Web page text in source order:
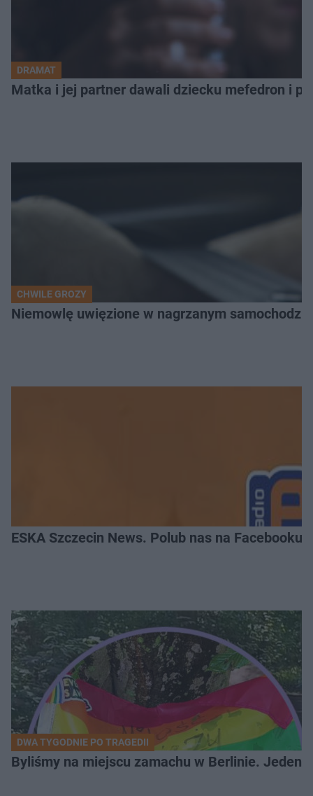
DRAMAT
Matka i jej partner dawali dziecku mefedron i
CHWILE GROZY
Niemowlę uwięzione w nagrzanym
ESKA Szczecin News. Polub nas na Facebooku!
DWA TYGODNIE PO TRAGEDII
Byliśmy na miejscu zamachu w Berlinie. Jeden